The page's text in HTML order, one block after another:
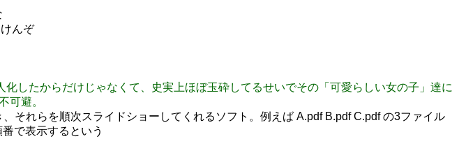
んぞ
したからだけじゃなくて、史実上ほぼ玉砕してるせいでその「可愛らしい女の子」達に
可避。
それらを順次スライドショーしてくれるソフト。例えば A.pdf B.pdf C.pdf の3ファイル
で表示するという